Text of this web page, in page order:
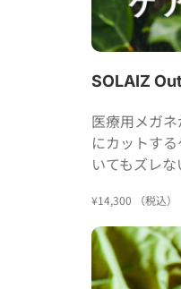
SOLAIZ
医療用メガ
にカットす
いてもズレな
¥14,300 （税込）